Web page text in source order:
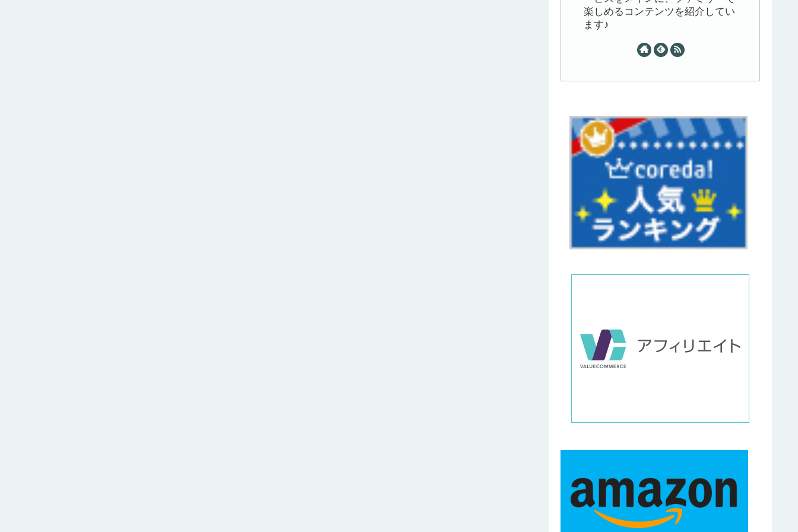
楽しめるコンテンツを紹介してい
ます♪